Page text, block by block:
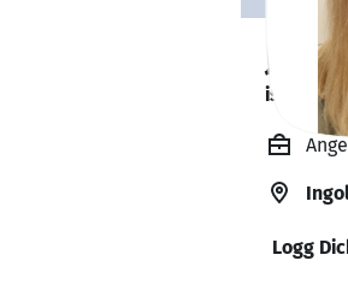
ist im
Logg